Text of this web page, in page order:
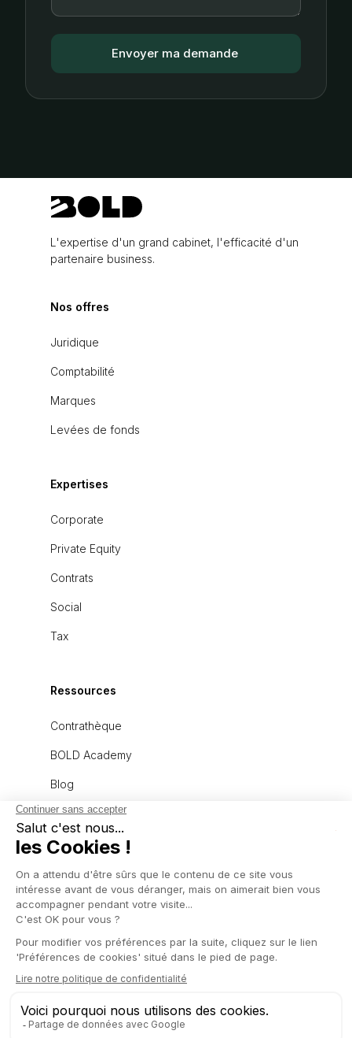
L'expertise d'un grand cabinet, l'efficacité d'un
partenaire business.
Nos offres
Juridique
Comptabilité
Marques
Levées de fonds
Expertises
Corporate
Private Equity
Contrats
Social
Tax
Ressources
Contrathèque
BOLD Academy
Blog
À propos
L'équipe
Recrutement
Mentions légales